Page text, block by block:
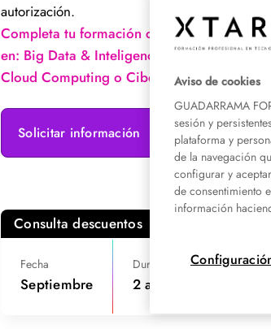
autorización.
Completa tu formación con alguno de los
en: Big Data & Inteligencia Artificial,
Cloud Computing o Ciberseguridad.
Solicitar información
Consulta descuentos
Fecha
Septiembre
Duración
2 años
Créditos
Aviso de cookies
GUADARRAMA
sesión y
plataforma y
de la navegación
configurar y
de consentimiento
información